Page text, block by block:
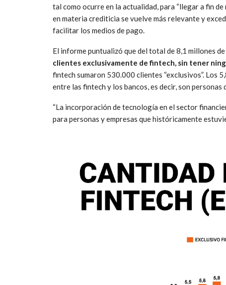
tal como ocurre en la actualidad, para “llegar a fin
en materia crediticia se vuelve más relevante y
facilitar los medios de pago.
El informe puntualizó que del total de 8,1 millones
clientes exclusivamente de fintech, sin tener
fintech sumaron 530.000 clientes “exclusivos”. Los
entre las fintech y los bancos, es decir, son
“La incorporación de tecnología en el sector
para personas y empresas que históricamente